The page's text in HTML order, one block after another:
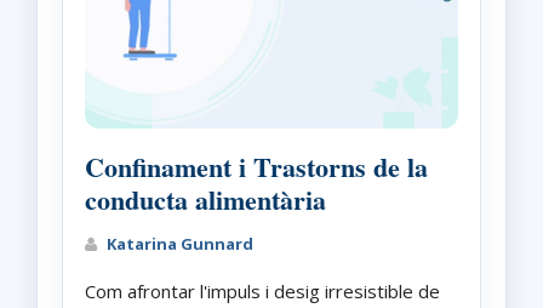
Confinament i Trastorns de la
conducta alimentària
Katarina Gunnard
Com afrontar l'impuls i desig irresistible de